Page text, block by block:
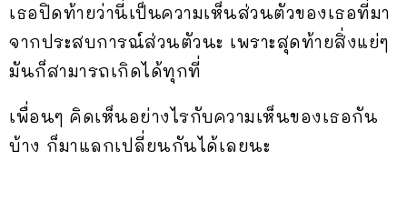
เธอปิดท้ายว่านี่เป็นความเห็นส่วนตัวของเธอที่มา
จากประสบการณ์ส่วนตัวนะ เพราะสุดท้ายสิ่งแย่ๆ
มันก็สามารถเกิดได้ทุกที่
เพื่อนๆ คิดเห็นอย่างไรกับความเห็นของเธอกัน
บ้าง ก็มาแลกเปลี่ยนกันได้เลยนะ